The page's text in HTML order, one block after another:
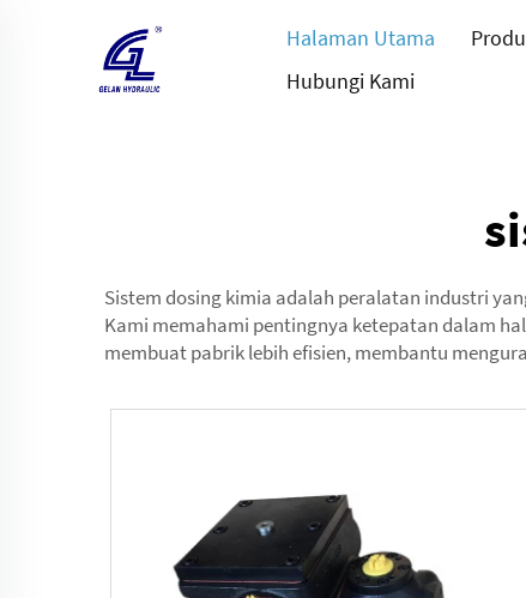
Halaman Utama
Hubungi Kami
Sistem dosing kimia adalah peralatan industri
Kami memahami pentingnya ketepatan dalam
membuat pabrik lebih efisien, membantu